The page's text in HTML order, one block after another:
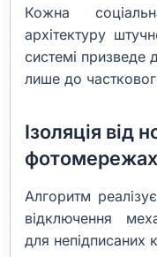
Кожна
архітектуру
системі призведе
лише до
Ізоляція від
фотомережах
Алгоритм
відключення
для непідписаних